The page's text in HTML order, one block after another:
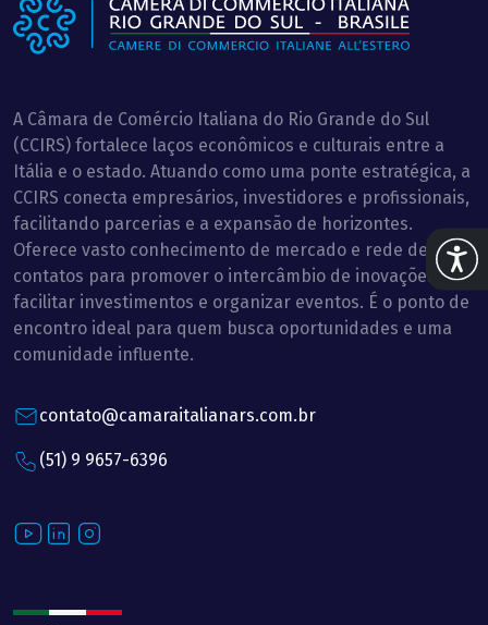
Abrir
A Câmara de Comércio Italiana do Rio Grande do Sul
(CCIRS) fortalece laços econômicos e culturais entre a
Itália e o estado. Atuando como uma ponte estratégica, a
CCIRS conecta empresários, investidores e profissionais,
facilitando parcerias e a expansão de horizontes.
Oferece vasto conhecimento de mercado e rede de
contatos para promover o intercâmbio de inovações,
facilitar investimentos e organizar eventos. É o ponto de
encontro ideal para quem busca oportunidades e uma
comunidade influente.
contato@camaraitalianars.com.br
(51) 9 9657-6396
YoutubeLinkedInInstagram